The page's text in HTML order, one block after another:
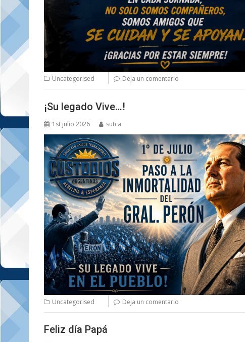
Uncategorised Deja un comentario
¡Su legado Vive…!
1st julio 2026 sutca
Uncategorised Deja un comentario
Feliz día Papá